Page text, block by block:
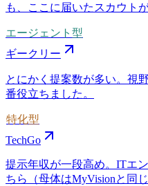
も、ここに届いたスカウト
エージェント型
ギークリー
とにかく提案数が多い。視
番役立ちました。
特化型
TechGo
提示年収が一段高め。ITエ
ちら（母体はMyVisionと同